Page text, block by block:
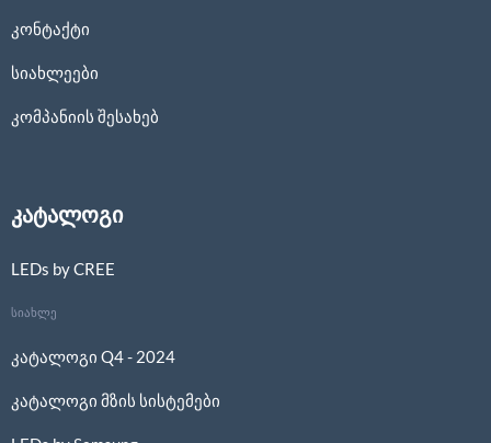
კონტაქტი
სიახლეები
კომპანიის შესახებ
კატალოგი
LEDs by CREE
სიახლე
კატალოგი Q4 - 2024
კატალოგი მზის სისტემები